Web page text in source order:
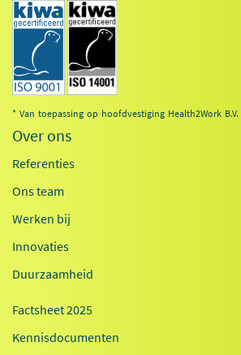
* Van toepassing op hoofdvestiging Health2Work B.V.
Over ons
Referenties
Ons team
Werken bij
Innovaties
Duurzaamheid
Factsheet 2025
Kennisdocumenten